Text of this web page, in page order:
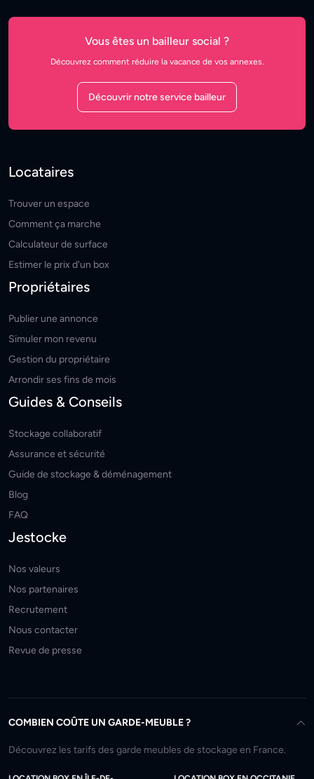
Vous êtes un bailleur social ?
Découvrez comment réduire la vacance de vos annexes.
Découvrir notre service bailleur
Locataires
Trouver un espace
Comment ça marche
Calculateur de surface
Estimer le prix d'un box
Propriétaires
Publier une annonce
Simuler mon revenu
Gestion du propriétaire
Arrondir ses fins de mois
Guides & Conseils
Stockage collaboratif
Assurance et sécurité
Guide de stockage & déménagement
Blog
FAQ
Jestocke
Nos valeurs
Nos partenaires
Recrutement
Nous contacter
Revue de presse
COMBIEN COÛTE UN GARDE-MEUBLE ?
Découvrez les tarifs des garde meubles de stockage en France.